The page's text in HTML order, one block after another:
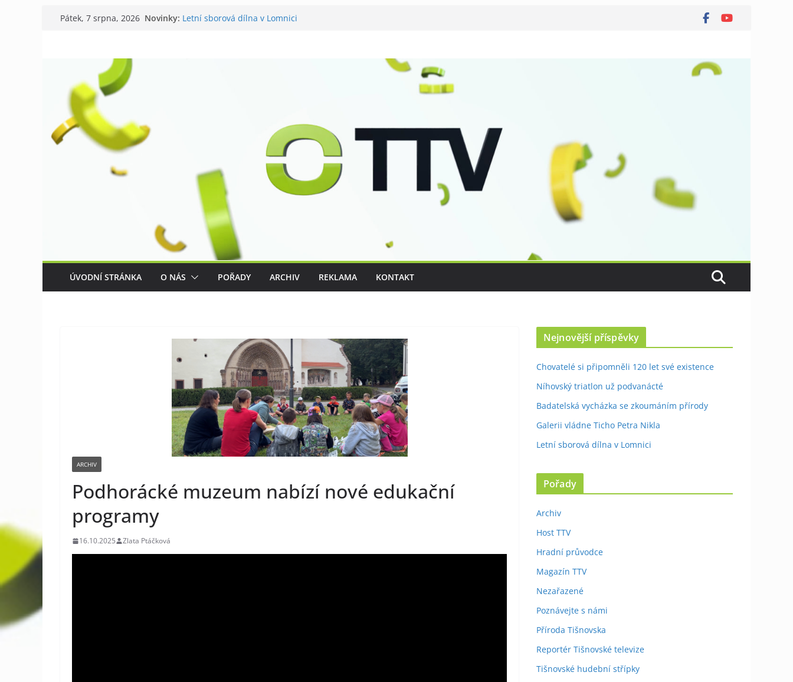
Přeskočit
Pátek, 7 srpna, 2026 Novinky: Letní sborová dílna v Lomnici
ÚVODNÍ STRÁNKA O NÁS POŘADY ARCHIV REKLAMA KONTAKT
ARCHIV
Podhorácké muzeum nabízí nové edukační
programy
16.10.2025 Zlata Ptáčková
Nejnovější příspěvky
Chovatelé si připomněli 120 let své existence
Níhovský triatlon už podvanácté
Badatelská vycházka se zkoumáním přírody
Galerii vládne Ticho Petra Nikla
Letní sborová dílna v Lomnici
Pořady
Archiv
Host TTV
Hradní průvodce
Magazín TTV
Nezařazené
Poznávejte s námi
Příroda Tišnovska
Reportér Tišnovské televize
Tišnovské hudební střípky